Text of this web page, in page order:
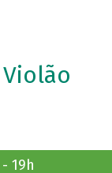
Violão
19h